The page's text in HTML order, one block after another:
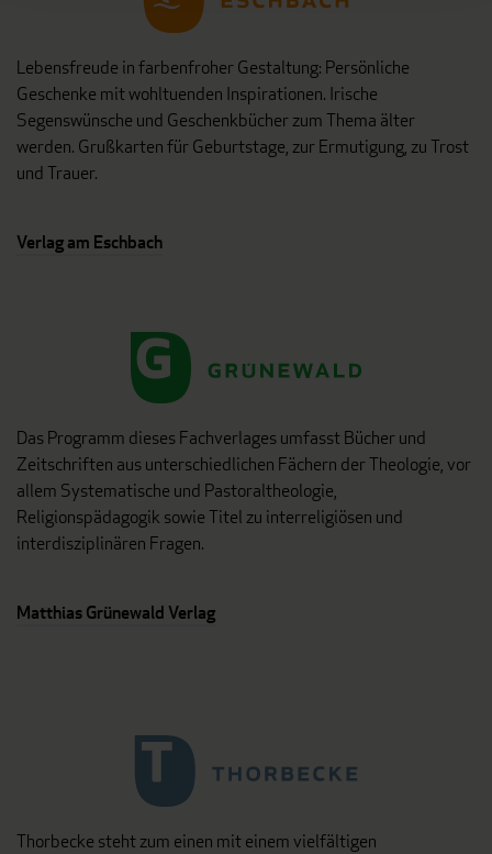
Lebensfreude in farbenfroher Gestaltung: Persönliche
Geschenke mit wohltuenden Inspirationen. Irische
Segenswünsche und Geschenkbücher zum Thema älter
werden. Grußkarten für Geburtstage, zur Ermutigung, zu Trost
und Trauer.
Verlag am Eschbach
Das Programm dieses Fachverlages umfasst Bücher und
Zeitschriften aus unterschiedlichen Fächern der Theologie, vor
allem Systematische und Pastoraltheologie,
Religionspädagogik sowie Titel zu interreligiösen und
interdisziplinären Fragen.
Matthias Grünewald Verlag
Thorbecke steht zum einen mit einem vielfältigen